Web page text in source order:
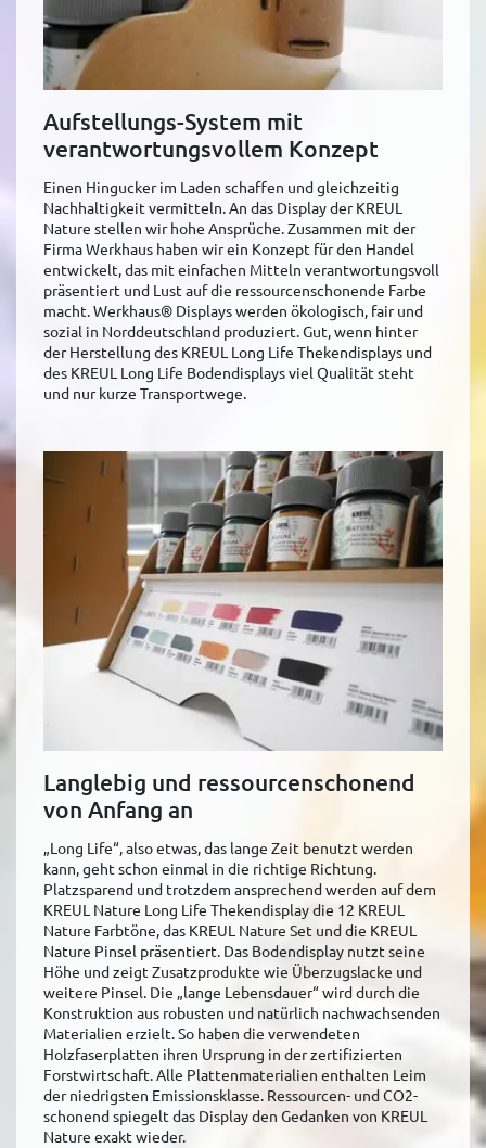
Aufstellungs-System mit
verantwortungsvollem Konzept
Einen Hingucker im Laden schaffen und gleichzeitig
Nachhaltigkeit vermitteln. An das Display der KREUL
Nature stellen wir hohe Ansprüche. Zusammen mit der
Firma Werkhaus haben wir ein Konzept für den Handel
entwickelt, das mit einfachen Mitteln verantwortungsvoll
präsentiert und Lust auf die ressourcenschonende Farbe
macht. Werkhaus® Displays werden ökologisch, fair und
sozial in Norddeutschland produziert. Gut, wenn hinter
der Herstellung des KREUL Long Life Thekendisplays und
des KREUL Long Life Bodendisplays viel Qualität steht
und nur kurze Transportwege.
Langlebig und ressourcenschonend
von Anfang an
„Long Life“, also etwas, das lange Zeit benutzt werden
kann, geht schon einmal in die richtige Richtung.
Platzsparend und trotzdem ansprechend werden auf dem
KREUL Nature Long Life Thekendisplay die 12 KREUL
Nature Farbtöne, das KREUL Nature Set und die KREUL
Nature Pinsel präsentiert. Das Bodendisplay nutzt seine
Höhe und zeigt Zusatzprodukte wie Überzugslacke und
weitere Pinsel. Die „lange Lebensdauer“ wird durch die
Konstruktion aus robusten und natürlich nachwachsenden
Materialien erzielt. So haben die verwendeten
Holzfaserplatten ihren Ursprung in der zertifizierten
Forstwirtschaft. Alle Plattenmaterialien enthalten Leim
der niedrigsten Emissionsklasse. Ressourcen- und CO2-
schonend spiegelt das Display den Gedanken von KREUL
Nature exakt wieder.